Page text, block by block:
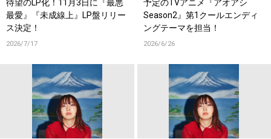
待望のLP化！11月3日に『最悪
最愛』『未成線上』LP盤リリー
ス決定！
2026/7/17
予定のTVアニメ『アオアシ
Season2』第1クールエンディ
ングテーマを担当！
2026/6/26